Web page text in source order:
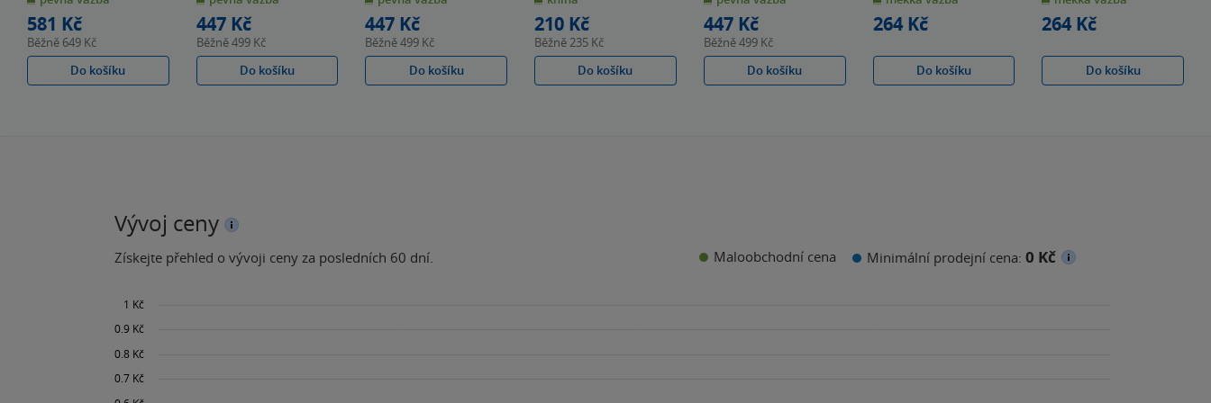
hvězdiček
581 Kč
Běžně 649 Kč
Do košíku
hvězdiček
447 Kč
Běžně499 Kč
Do košíku
hvězdiček
447 Kč
Běžně499 Kč
Do košíku
hvězdiček
210 Kč
Běžně235 Kč
Do košíku
hvězdiček
447 Kč
Běžně499 Kč
Do košíku
hvězdiček
264 Kč
Do košíku
hvězdiček
264 Kč
Do košíku
Vývoj ceny
Získejte přehled o vývoji ceny za posledních 60 dní. Maloobchodní cena Minimální prodejní cena: 0 Kč